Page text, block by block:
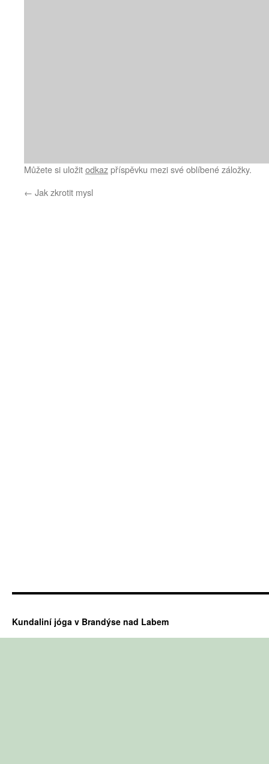
Můžete si uložitodkazpříspěvku mezi své oblíbené záložky.
← Jak zkrotit mysl
Kundaliní jóga v Brandýse nad Labem